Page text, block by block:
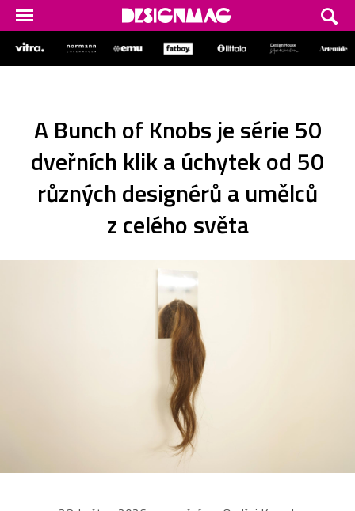
A Bunch of Knobs je série 50
dveřních klik a úchytek od 50
různých designérů a umělců
z celého světa